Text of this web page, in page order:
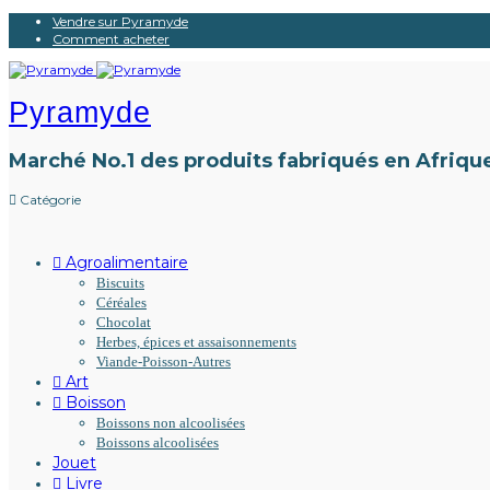
Vendre sur Pyramyde
Comment acheter
Pyramyde
Marché No.1 des produits fabriqués en
Catégorie
Agroalimentaire
Biscuits
Céréales
Chocolat
Herbes, épices et assaisonnements
Viande-Poisson-Autres
Art
Boisson
Boissons non alcoolisées
Boissons alcoolisées
Jouet
Livre